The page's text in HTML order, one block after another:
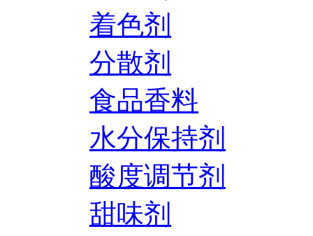
着色剂
分散剂
食品香料
水分保持剂
酸度调节剂
甜味剂